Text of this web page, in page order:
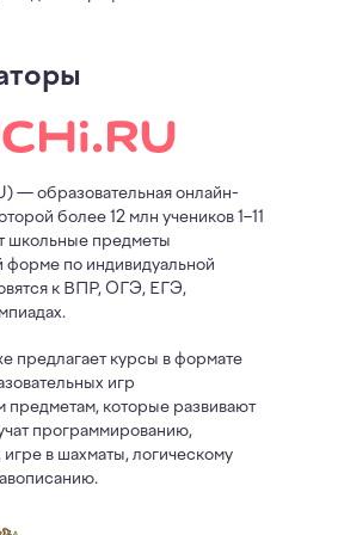
— образовательная онлайн-
более 12 млн учеников 1–11
школьные предметы
форме по индивидуальной
к ВПР, ОГЭ, ЕГЭ,
предлагает курсы в формате
игр
предметам, которые развивают
программированию,
в шахматы, логическому